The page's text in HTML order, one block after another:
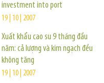
investment into port
19 | 10 | 2007
Xuất khẩu cao su 9 tháng đầu
năm: cả lượng và kim ngạch đều
không tăng
19 | 10 | 2007